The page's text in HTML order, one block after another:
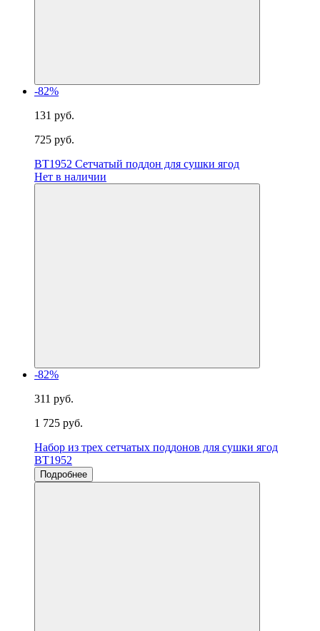
-82%
131 руб.
725 руб.
BT1952 Сетчатый поддон для сушки ягод
Нет в наличии
-82%
311 руб.
1 725 руб.
Набор из трех сетчатых поддонов для сушки ягод
BT1952
Подробнее